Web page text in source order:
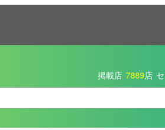
掲載店 7889店